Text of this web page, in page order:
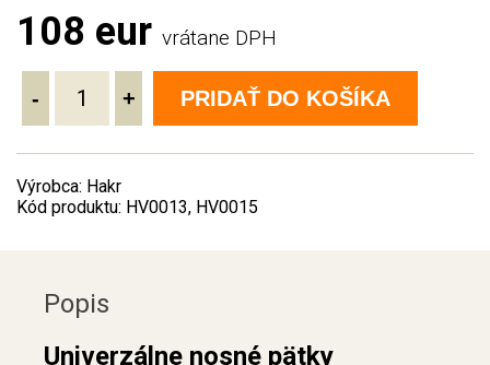
108 eur vrátane DPH
- + PRIDAŤ DO KOŠÍKA
Výrobca: Hakr
Kód produktu: HV0013, HV0015
Popis
Univerzálne nosné pätky